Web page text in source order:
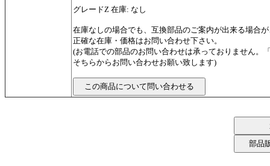
グレードZ 在庫: なし
在庫なしの場合でも、互換部品のご案内が出来る場合
正確な在庫・価格はお問い合わせ下さい。
(お電話での部品のお問い合わせは承っておりません。
そちらからお問い合わせお願い致します)